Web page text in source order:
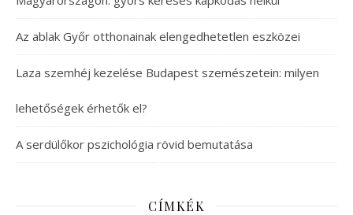
Az ablak Győr otthonainak elengedhetetlen eszközei
Laza szemhéj kezelése Budapest szemészetein: milyen
lehetőségek érhetők el?
A serdülőkor pszichológia rövid bemutatása
CÍMKÉK